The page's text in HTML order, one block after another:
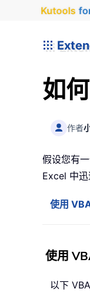
Kutools
如
作者
假设您有
Excel 中迅
使用
使用
以下